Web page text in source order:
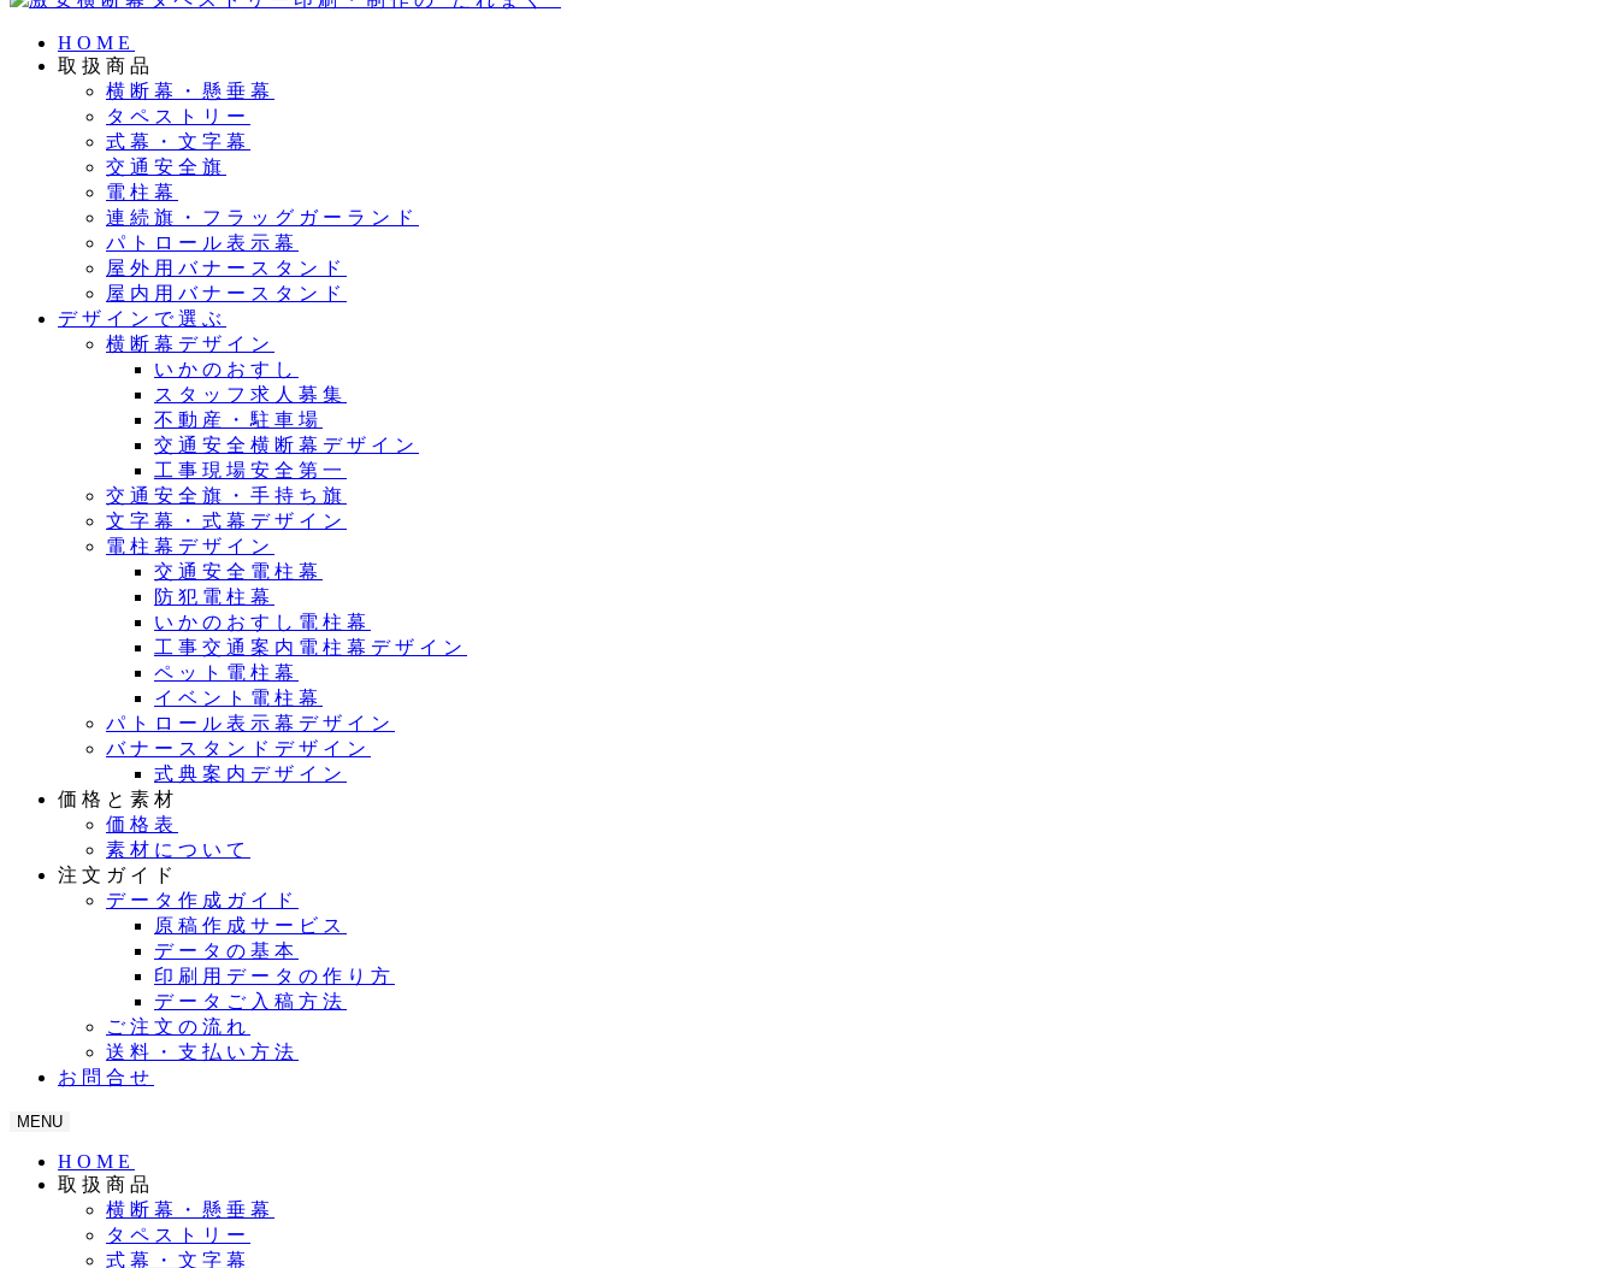
HOME
取扱商品
横断幕・懸垂幕
タペストリー
式幕・文字幕
交通安全旗
電柱幕
連続旗・フラッグガーランド
パトロール表示幕
屋外用バナースタンド
屋内用バナースタンド
デザインで選ぶ
横断幕デザイン
いかのおすし
スタッフ求人募集
不動産・駐車場
交通安全横断幕デザイン
工事現場安全第一
交通安全旗・手持ち旗
文字幕・式幕デザイン
電柱幕デザイン
交通安全電柱幕
防犯電柱幕
いかのおすし電柱幕
工事交通案内電柱幕デザイン
ペット電柱幕
イベント電柱幕
パトロール表示幕デザイン
バナースタンドデザイン
式典案内デザイン
価格と素材
価格表
素材について
注文ガイド
データ作成ガイド
原稿作成サービス
データの基本
印刷用データの作り方
データご入稿方法
ご注文の流れ
送料・支払い方法
お問合せ
MENU
HOME
取扱商品
横断幕・懸垂幕
タペストリー
式幕・文字幕